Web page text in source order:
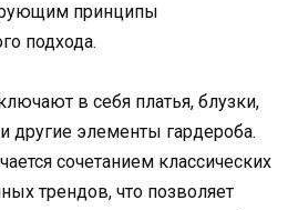
принципы
подхода.
в себя платья, блузки,
другие элементы гардероба.
сочетанием классических
трендов, что позволяет